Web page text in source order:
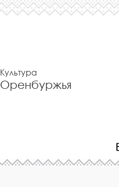
Культура
Оренбуржья